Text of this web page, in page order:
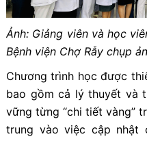
Ảnh: Giảng viên và học
Bệnh viện Chợ Rẫy chụp
Chương trình học được
bao gồm cả lý thuyết và
vững từng “chi tiết vàng”
trung vào việc cập nhật